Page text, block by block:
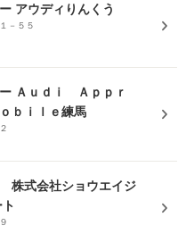
アウディりんくう
－５５
Ａｕｄｉ Ａｐｐｒ
ｂｉｌｅ練馬
式会社ショウエイジ